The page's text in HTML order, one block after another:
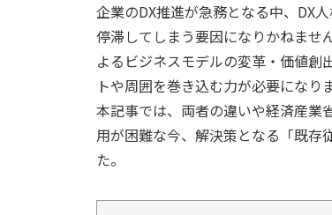
企業のDX推進が急務となる中、DX
停滞してしまう要因になりかねませ
よるビジネスモデルの変革・価値創
トや周囲を巻き込む力が必要になりま
本記事では、両者の違いや経済産業
用が困難な今、解決策となる「既存
た。